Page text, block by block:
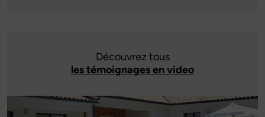
Découvrez tous
les témoignages en video